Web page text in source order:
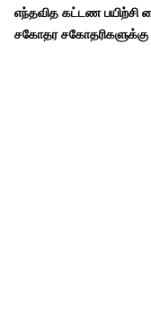
எந்தவித கட்டண பயிற்சி
சகோதர சகோதரிகளுக்கு